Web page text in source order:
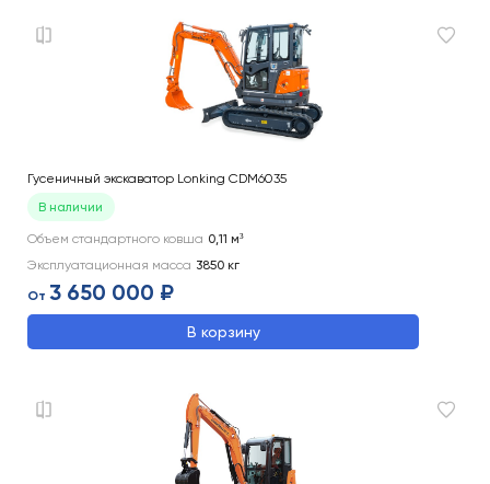
Гусеничный экскаватор Lonking CDM6035
В наличии
Объем стандартного ковша 0,11 м³
Эксплуатационная масса 3850 кг
От 3 650 000 ₽
В корзину